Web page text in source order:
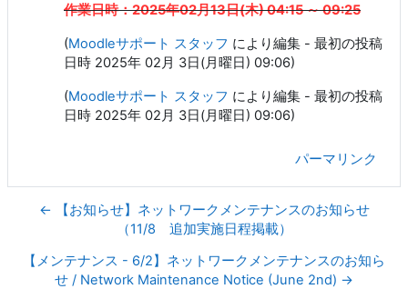
作業日時：2025年02月13日(木) 04:15 ～ 09:25
(Moodleサポート スタッフ により編集 - 最初の投稿
日時 2025年 02月 3日(月曜日) 09:06)
(Moodleサポート スタッフ により編集 - 最初の投稿
日時 2025年 02月 3日(月曜日) 09:06)
パーマリンク
← 【お知らせ】ネットワークメンテナンスのお知らせ
（11/8 追加実施日程掲載）
【メンテナンス - 6/2】ネットワークメンテナンスのお知ら
せ / Network Maintenance Notice (June 2nd) →